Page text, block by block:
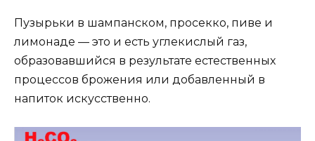
Пузырьки в шампанском, просекко, пиве и
лимонаде — это и есть углекислый газ,
образовавшийся в результате естественных
процессов брожения или добавленный в
напиток искусственно.